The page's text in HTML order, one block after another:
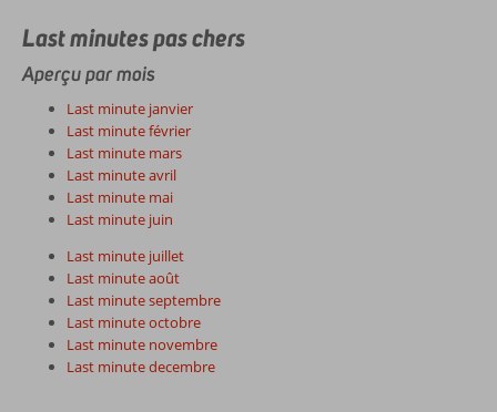
Last minutes pas chers
Aperçu par mois
Last minute janvier
Last minute février
Last minute mars
Last minute avril
Last minute mai
Last minute juin
Last minute juillet
Last minute août
Last minute septembre
Last minute octobre
Last minute novembre
Last minute decembre